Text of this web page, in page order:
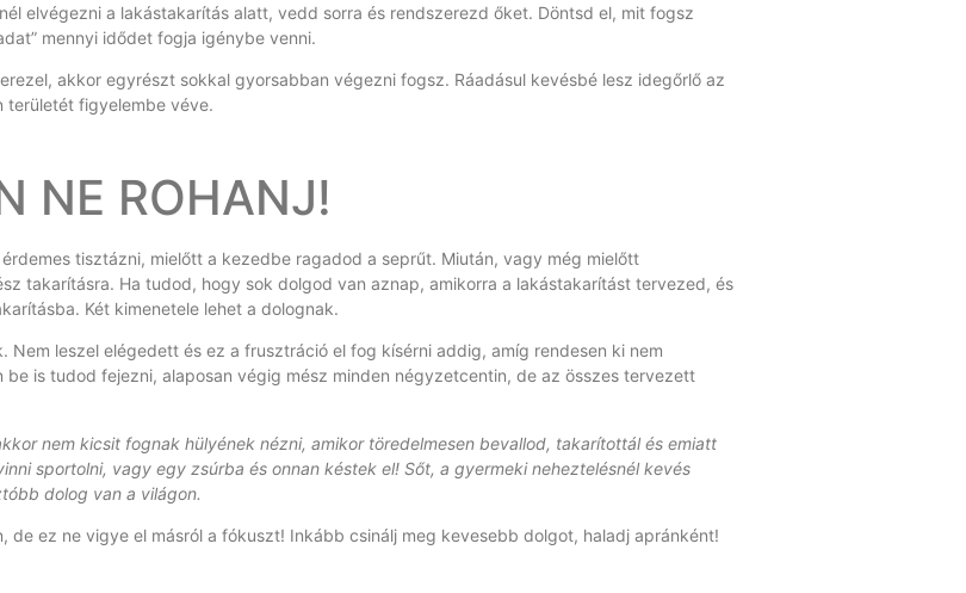
elvégezni a lakástakarítás alatt, vedd sorra és rendszerezd őket. Döntsd el, mit fogsz
mennyi idődet fogja igénybe venni.
akkor egyrészt sokkal gyorsabban végezni fogsz. Ráadásul kevésbé lesz idegőrlő az
területét figyelembe véve.
NE ROHANJ!
tisztázni, mielőtt a kezedbe ragadod a seprűt. Miután, vagy még mielőtt
takarításra. Ha tudod, hogy sok dolgod van aznap, amikorra a lakástakarítást tervezed, és
Két kimenetele lehet a dolognak.
leszel elégedett és ez a frusztráció el fog kísérni addig, amíg rendesen ki nem
is tudod fejezni, alaposan végig mész minden négyzetcentin, de az összes tervezett
nem kicsit fognak hülyének nézni, amikor töredelmesen bevallod, takarítottál és emiatt
sportolni, vagy egy zsúrba és onnan késtek el! Sőt, a gyermeki neheztelésnél kevés
dolog van a világon.
ez ne vigye el másról a fókuszt! Inkább csinálj meg kevesebb dolgot, haladj apránként!